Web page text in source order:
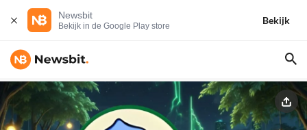
Newsbit
Bekijk in de Google Play store
Bekijk